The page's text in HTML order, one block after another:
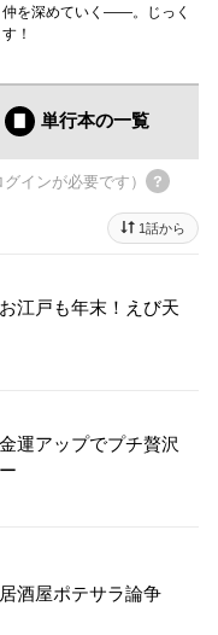
仲を深めていく――。じっく
！
単行本の一覧
インが必要です）
1話から
江戸も年末！えび天
運アップでプチ贅沢
酒屋ポテサラ論争